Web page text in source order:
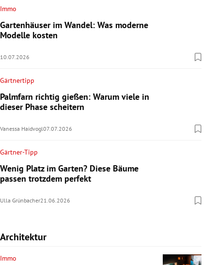
Immo
Gartenhäuser im Wandel: Was moderne
Modelle kosten
10.07.2026
Gärtnertipp
Palmfarn richtig gießen: Warum viele in
dieser Phase scheitern
Vanessa Haidvogl07.07.2026
Gärtner-Tipp
Wenig Platz im Garten? Diese Bäume
passen trotzdem perfekt
Ulla Grünbacher21.06.2026
Architektur
Immo